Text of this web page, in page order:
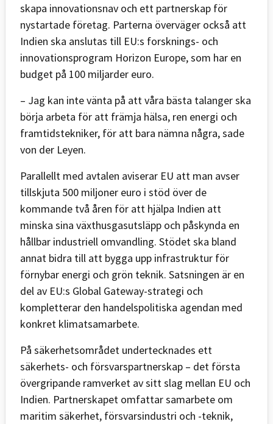
skapa innovationsnav och ett partnerskap för
nystartade företag. Parterna överväger också att
Indien ska anslutas till EU:s forsknings- och
innovationsprogram Horizon Europe, som har en
budget på 100 miljarder euro.
– Jag kan inte vänta på att våra bästa talanger ska
börja arbeta för att främja hälsa, ren energi och
framtidstekniker, för att bara nämna några, sade
von der Leyen.
Parallellt med avtalen aviserar EU att man avser
tillskjuta 500 miljoner euro i stöd över de
kommande två åren för att hjälpa Indien att
minska sina växthusgasutsläpp och påskynda en
hållbar industriell omvandling. Stödet ska bland
annat bidra till att bygga upp infrastruktur för
förnybar energi och grön teknik. Satsningen är en
del av EU:s Global Gateway-strategi och
kompletterar den handelspolitiska agendan med
konkret klimatsamarbete.
På säkerhetsområdet undertecknades ett
säkerhets- och försvarspartnerskap – det första
övergripande ramverket av sitt slag mellan EU och
Indien. Partnerskapet omfattar samarbete om
maritim säkerhet, försvarsindustri och -teknik,